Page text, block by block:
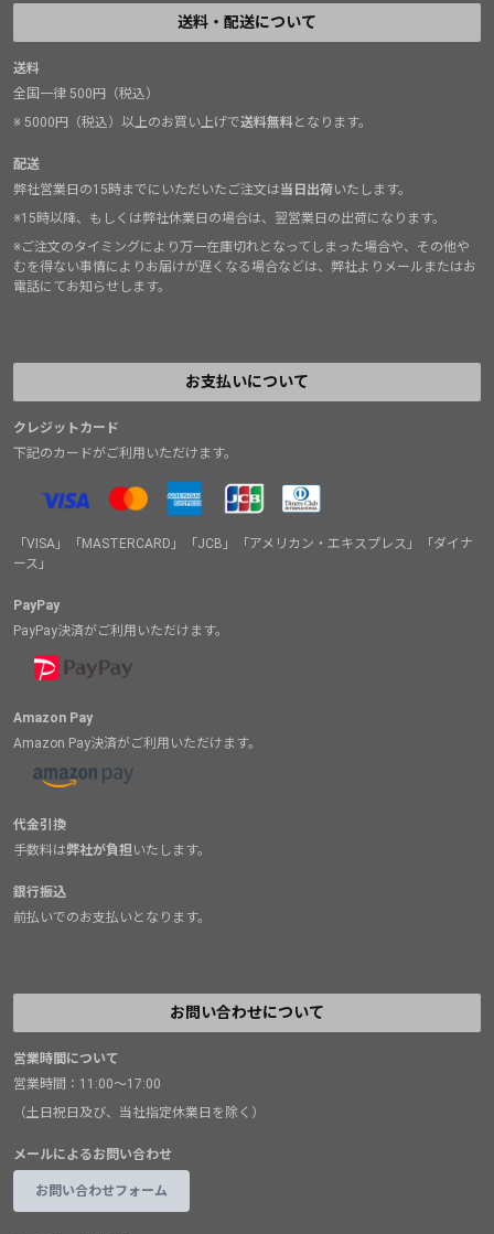
送料・配送について
送料
全国一律 500円（税込）
※ 5000円（税込）以上のお買い上げで送料無料となります。
配送
弊社営業日の15時までにいただいたご注文は当日出荷いたします。
※15時以降、もしくは弊社休業日の場合は、翌営業日の出荷になります。
※ご注文のタイミングにより万一在庫切れとなってしまった場合や、その他や
むを得ない事情によりお届けが遅くなる場合などは、弊社よりメールまたはお
電話にてお知らせします。
お支払いについて
クレジットカード
下記のカードがご利用いただけます。
「VISA」「MASTERCARD」「JCB」「アメリカン・エキスプレス」「ダイナ
ース」
PayPay
PayPay決済がご利用いただけます。
Amazon Pay
Amazon Pay決済がご利用いただけます。
代金引換
手数料は弊社が負担いたします。
銀行振込
前払いでのお支払いとなります。
お問い合わせについて
営業時間について
営業時間：11:00～17:00
（土日祝日及び、当社指定休業日を除く）
メールによるお問い合わせ
お問い合わせフォーム